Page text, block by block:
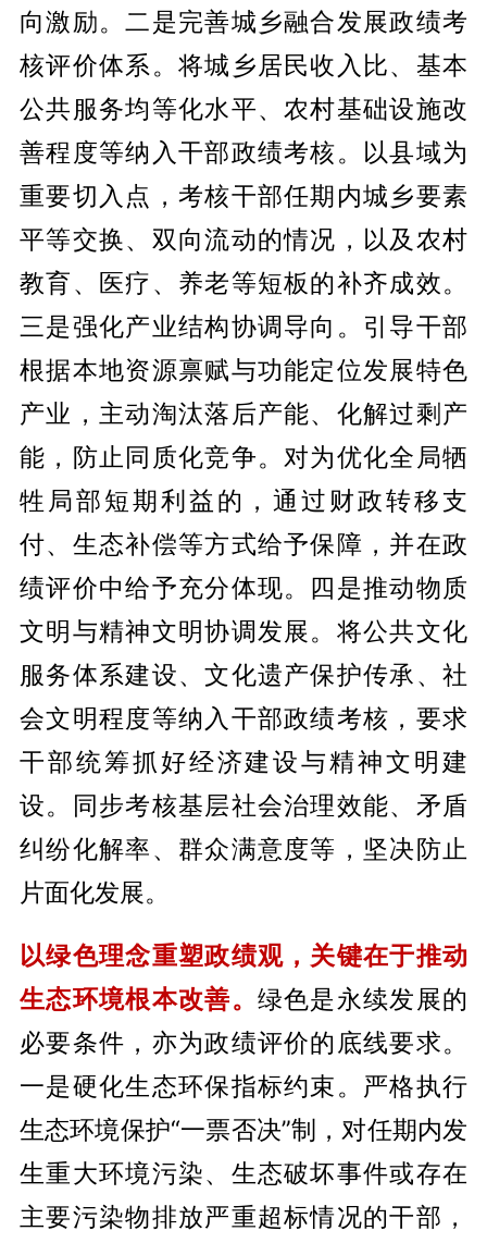
向激励。二是完善城乡融合发展政绩考
核评价体系。将城乡居民收入比、基本
公共服务均等化水平、农村基础设施改
善程度等纳入干部政绩考核。以县域为
重要切入点，考核干部任期内城乡要素
平等交换、双向流动的情况，以及农村
教育、医疗、养老等短板的补齐成效。
三是强化产业结构协调导向。引导干部
根据本地资源禀赋与功能定位发展特色
产业，主动淘汰落后产能、化解过剩产
能，防止同质化竞争。对为优化全局牺
牲局部短期利益的，通过财政转移支
付、生态补偿等方式给予保障，并在政
绩评价中给予充分体现。四是推动物质
文明与精神文明协调发展。将公共文化
服务体系建设、文化遗产保护传承、社
会文明程度等纳入干部政绩考核，要求
干部统筹抓好经济建设与精神文明建
设。同步考核基层社会治理效能、矛盾
纠纷化解率、群众满意度等，坚决防止
片面化发展。
以绿色理念重塑政绩观，关键在于推动
生态环境根本改善。 绿色是永续发展的
必要条件，亦为政绩评价的底线要求。
一是硬化生态环保指标约束。严格执行
生态环境保护“一票否决”制，对任期内发
生重大环境污染、生态破坏事件或存在
主要污染物排放严重超标情况的干部，